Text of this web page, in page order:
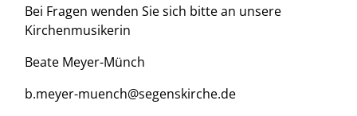
Bei Fragen wenden Sie sich bitte an unsere
Kirchenmusikerin
Beate Meyer-Münch
b.meyer-muench@segenskirche.de